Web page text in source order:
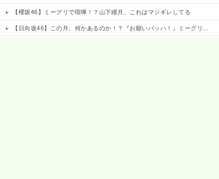
【櫻坂46】ミーグリで喧嘩！？山下瞳月、これはマジギレしてる
【日向坂46】この月、何かあるのか！？『お願いバッハ！』ミーグリ日程がこちら